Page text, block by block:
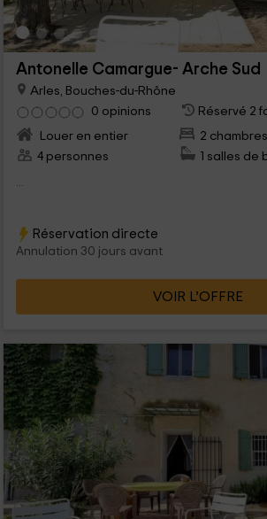
Antonelle Camargue- Arche Sud
Arles, Bouches-du-Rhône
0 opinions
Réservé 2
Louer en entier
2 chambres
4 personnes
1 salles de
Réservation directe
Annulation 30 jours avant
VOIR L’OFFRE